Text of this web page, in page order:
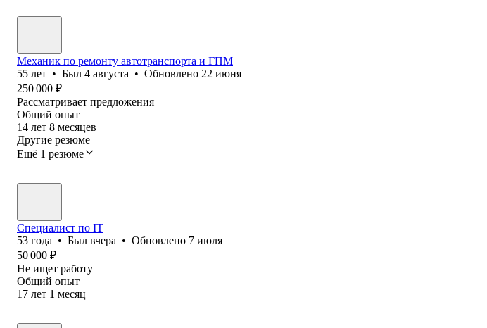
Механик по ремонту автотранспорта и ГПМ
55 лет • Был 4 августа • Обновлено 22 июня
250 000 ₽
Рассматривает предложения
Общий опыт
14 лет 8 месяцев
Другие резюме
Ещё 1 резюме
Специалист по IT
53 года • Был вчера • Обновлено 7 июля
50 000 ₽
Не ищет работу
Общий опыт
17 лет 1 месяц